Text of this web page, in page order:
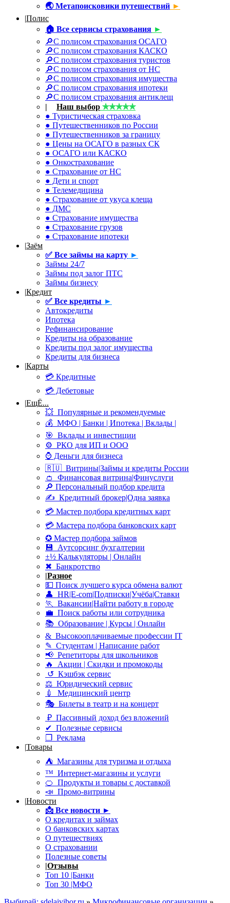
🌏Метапоисковики путешествий ►
|Полис
🏠 Все сервисы страхования ►
🔎С полисом страхования ОСАГО
🔎С полисом страхования КАСКО
🔎С полисом страхования туристов
🔎С полисом страхования от НС
🔎С полисом страхования имущества
🔎С полисом страхования ипотеки
🔎С полисом страхования антиклещ
|
Наш выбор ✯✯✯✯✯
● Туристическая страховка
● Путешественников по России
● Путешественников за границу
● Цены на ОСАГО в разных СК
● ОСАГО или КАСКО
● Онкострахование
● Страхование от НС
● Дети и спорт
● Телемедицина
● Страхование от укуса клеща
● ДМС
● Страхование имущества
● Страхование грузов
● Страхование ипотеки
|Заём
✅ Все займы на карту ►
Займы 24/7
Займы под залог ПТС
Займы бизнесу
|Кредит
✅ Все кредиты ►
Автокредиты
Ипотека
Рефинансирование
Кредиты на образование
Кредиты под залог имущества
Кредиты для бизнеса
|Карты
💳 Кредитные
💳 Дебетовые
|ЕщЁ...
💥 Популярные и рекомендуемые
💰 МФО | Банки | Ипотека | Вклады |
🎯 Вклады и инвестиции
⚙ РКО для ИП и ООО
⌚ Деньги для бизнеса
🇷🇺 Витрины|Займы и кредиты России
👛 Финансовая витрина|Финуслуги
🔎 Персональный подбор кредита
✍ Кредитный брокер|Одна заявка
💳 Мастер подбора кредитных карт
💳 Мастера подбора банковских карт
✪ Мастер подбора займов
💾 Аутсорсинг бухгалтерии
±½ Калькуляторы | Онлайн
✖ Банкротство
|Разное
💵 Поиск лучшего курса обмена валют
👤 HR|E-com|Подписки|Учёба|Ставки
🏃 Вакансии|Найти работу в городе
💼 Поиск работы или сотрудника
📚 Образование | Курсы | Онлайн
& Высокооплачиваемые профессии IT
✎ Студентам | Написание работ
📢 Репетиторы для школьников
🔥 Акции | Скидки и промокоды
↺ Кэшбэк сервис
⚖ Юридический сервис
💉 Медицинский центр
🎭 Билеты в театр и на концерт
₽ Пассивный доход без вложений
✔ Полезные сервисы
❒ Реклама
|Товары
⛺ Магазины для туризма и отдыха
™ Интернет-магазины и услуги
🍊 Продукты и товары с доставкой
📣 Промо-витрины
|Новости
📩 Все новости ►
О кредитах и займах
О банковских картах
О путешествиях
О страховании
Полезные советы
|Отзывы
Топ 10 |Банки
Топ 30 |МФО